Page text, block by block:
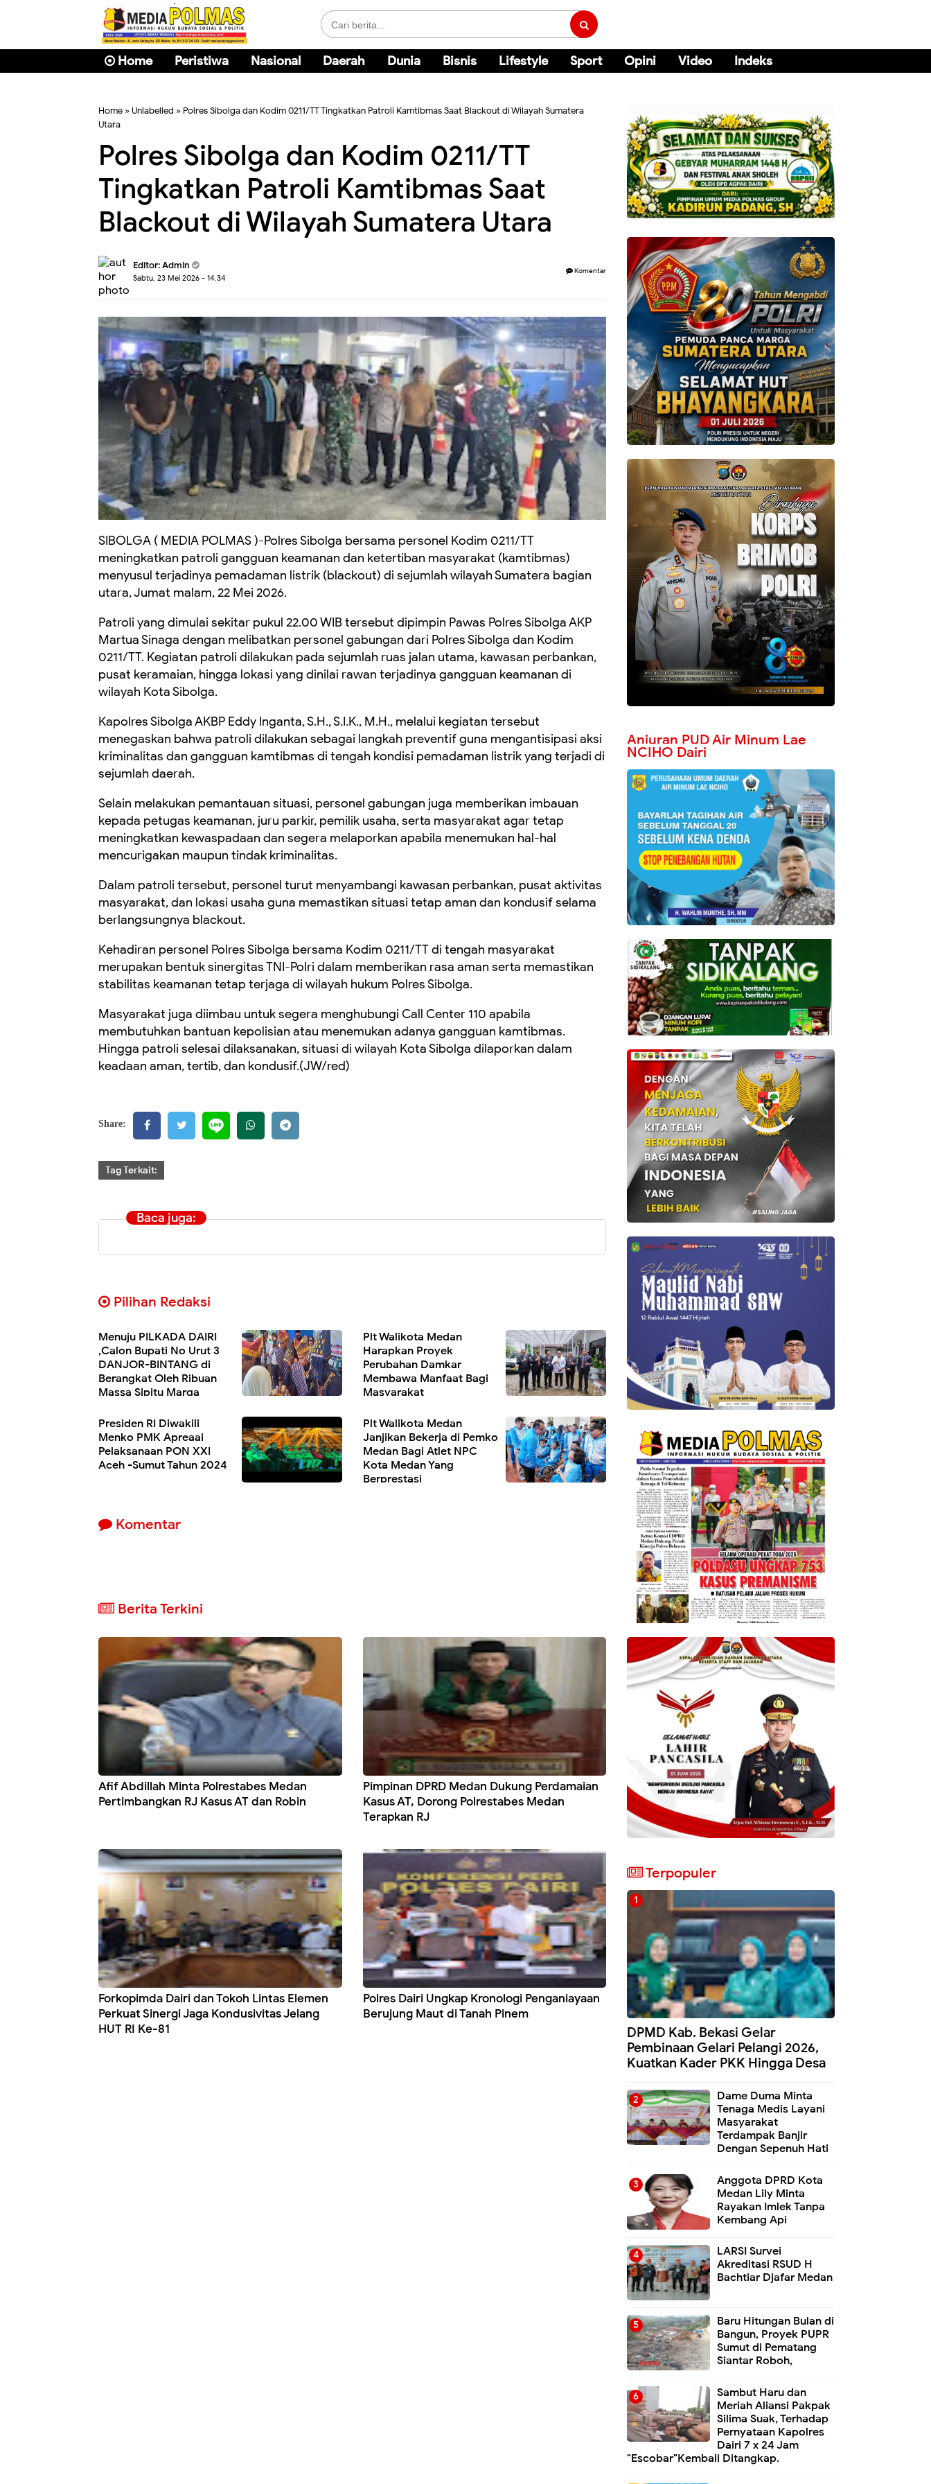
Home Peristiwa Nasional Daerah Dunia Bisnis Lifestyle Sport Opini Video Indeks
Home » Unlabelled » Polres Sibolga dan Kodim 0211/TT Tingkatkan Patroli Kamtibmas Saat Blackout di Wilayah Sumatera
Utara
Polres Sibolga dan Kodim 0211/TT
Tingkatkan Patroli Kamtibmas Saat
Blackout di Wilayah Sumatera Utara
Editor: Admin
Sabtu, 23 Mei 2026 - 14.34
Komentar
SIBOLGA ( MEDIA POLMAS )-Polres Sibolga bersama personel Kodim 0211/TT
meningkatkan patroli gangguan keamanan dan ketertiban masyarakat (kamtibmas)
menyusul terjadinya pemadaman listrik (blackout) di sejumlah wilayah Sumatera bagian
utara, Jumat malam, 22 Mei 2026.
Patroli yang dimulai sekitar pukul 22.00 WIB tersebut dipimpin Pawas Polres Sibolga AKP
Martua Sinaga dengan melibatkan personel gabungan dari Polres Sibolga dan Kodim
0211/TT. Kegiatan patroli dilakukan pada sejumlah ruas jalan utama, kawasan perbankan,
pusat keramaian, hingga lokasi yang dinilai rawan terjadinya gangguan keamanan di
wilayah Kota Sibolga.
Kapolres Sibolga AKBP Eddy Inganta, S.H., S.I.K., M.H., melalui kegiatan tersebut
menegaskan bahwa patroli dilakukan sebagai langkah preventif guna mengantisipasi aksi
kriminalitas dan gangguan kamtibmas di tengah kondisi pemadaman listrik yang terjadi di
sejumlah daerah.
Selain melakukan pemantauan situasi, personel gabungan juga memberikan imbauan
kepada petugas keamanan, juru parkir, pemilik usaha, serta masyarakat agar tetap
meningkatkan kewaspadaan dan segera melaporkan apabila menemukan hal-hal
mencurigakan maupun tindak kriminalitas.
Dalam patroli tersebut, personel turut menyambangi kawasan perbankan, pusat aktivitas
masyarakat, dan lokasi usaha guna memastikan situasi tetap aman dan kondusif selama
berlangsungnya blackout.
Kehadiran personel Polres Sibolga bersama Kodim 0211/TT di tengah masyarakat
merupakan bentuk sinergitas TNI-Polri dalam memberikan rasa aman serta memastikan
stabilitas keamanan tetap terjaga di wilayah hukum Polres Sibolga.
Masyarakat juga diimbau untuk segera menghubungi Call Center 110 apabila
membutuhkan bantuan kepolisian atau menemukan adanya gangguan kamtibmas.
Hingga patroli selesai dilaksanakan, situasi di wilayah Kota Sibolga dilaporkan dalam
keadaan aman, tertib, dan kondusif.(JW/red)
Share:
Tag Terkait:
Baca juga:
Pilihan Redaksi
Menuju PILKADA DAIRI
,Calon Bupati No Urut 3
DANJOR-BINTANG di
Berangkat Oleh Ribuan
Massa Sipitu Marga
Persodipen.
Plt Walikota Medan
Harapkan Proyek
Perubahan Damkar
Membawa Manfaat Bagi
Masyarakat
Presiden RI Diwakili
Menko PMK Apreaai
Pelaksanaan PON XXI
Aceh -Sumut Tahun 2024
Plt Walikota Medan
Janjikan Bekerja di Pemko
Medan Bagi Atlet NPC
Kota Medan Yang
Berprestasi
Komentar
Berita Terkini
Afif Abdillah Minta Polrestabes Medan
Pertimbangkan RJ Kasus AT dan Robin
Pimpinan DPRD Medan Dukung Perdamaian
Kasus AT, Dorong Polrestabes Medan
Terapkan RJ
Forkopimda Dairi dan Tokoh Lintas Elemen
Perkuat Sinergi Jaga Kondusivitas Jelang
HUT RI Ke-81
Polres Dairi Ungkap Kronologi Penganiayaan
Berujung Maut di Tanah Pinem
Anjuran PUD Air Minum Lae
NCIHO Dairi
Terpopuler
DPMD Kab. Bekasi Gelar
Pembinaan Gelari Pelangi 2026,
Kuatkan Kader PKK Hingga Desa
Dame Duma Minta
Tenaga Medis Layani
Masyarakat
Terdampak Banjir
Dengan Sepenuh Hati
Anggota DPRD Kota
Medan Lily Minta
Rayakan Imlek Tanpa
Kembang Api
LARSI Survei
Akreditasi RSUD H
Bachtiar Djafar Medan
Baru Hitungan Bulan di
Bangun, Proyek PUPR
Sumut di Pematang
Siantar Roboh,
Sambut Haru dan
Meriah Aliansi Pakpak
Silima Suak, Terhadap
Pernyataan Kapolres
Dairi 7 x 24 Jam
"Escobar"Kembali Ditangkap.